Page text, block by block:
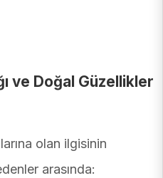
ve Doğal Güzellikler
olan ilgisinin
arasında: